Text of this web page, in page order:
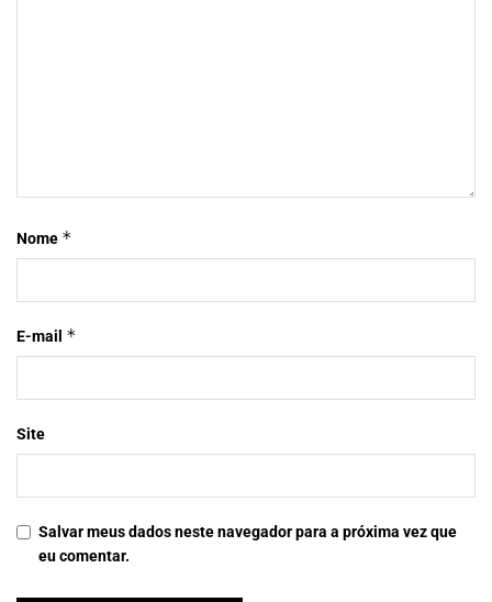
Nome *
E-mail *
Site
Salvar meus dados neste navegador para a próxima vez que
eu comentar.